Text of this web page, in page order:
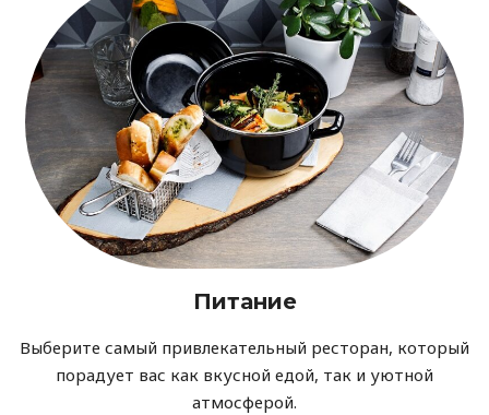
Питание
Выберите самый привлекательный ресторан, который
порадует вас как вкусной едой, так и уютной
атмосферой.